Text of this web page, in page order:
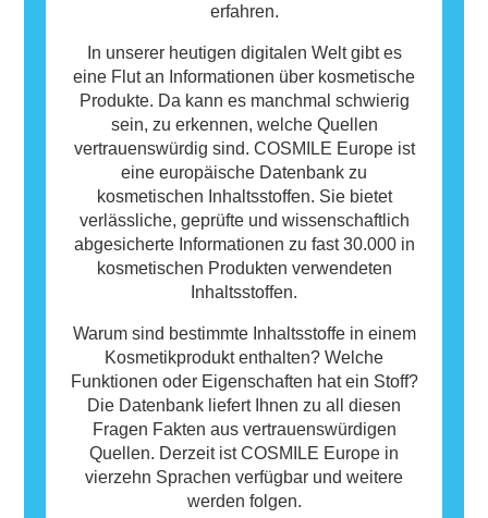
erfahren.
In unserer heutigen digitalen Welt gibt es
eine Flut an Informationen über kosmetische
Produkte. Da kann es manchmal schwierig
sein, zu erkennen, welche Quellen
vertrauenswürdig sind. COSMILE Europe ist
eine europäische Datenbank zu
kosmetischen Inhaltsstoffen. Sie bietet
verlässliche, geprüfte und wissenschaftlich
abgesicherte Informationen zu fast 30.000 in
kosmetischen Produkten verwendeten
Inhaltsstoffen.
Warum sind bestimmte Inhaltsstoffe in einem
Kosmetikprodukt enthalten? Welche
Funktionen oder Eigenschaften hat ein Stoff?
Die Datenbank liefert Ihnen zu all diesen
Fragen Fakten aus vertrauenswürdigen
Quellen. Derzeit ist COSMILE Europe in
vierzehn Sprachen verfügbar und weitere
werden folgen.